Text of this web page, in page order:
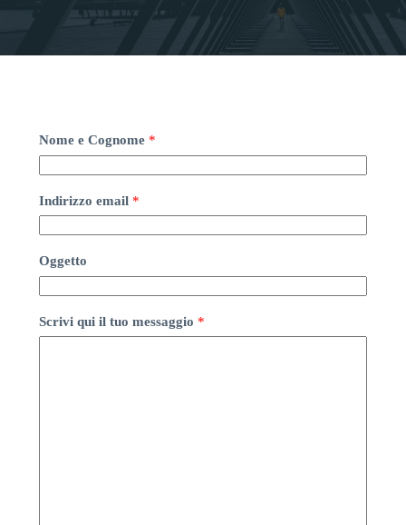
Nome e Cognome *
Indirizzo email *
Oggetto
Scrivi qui il tuo messaggio *